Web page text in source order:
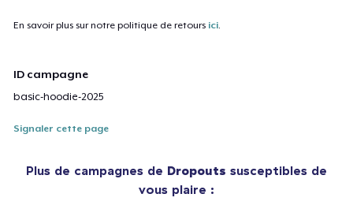
En savoir plus sur notre politique de retours ici
ID campagne
basic-hoodie-2025
Signaler cette page
Plus de campagnes de Dropouts susceptibles de
vous plaire :